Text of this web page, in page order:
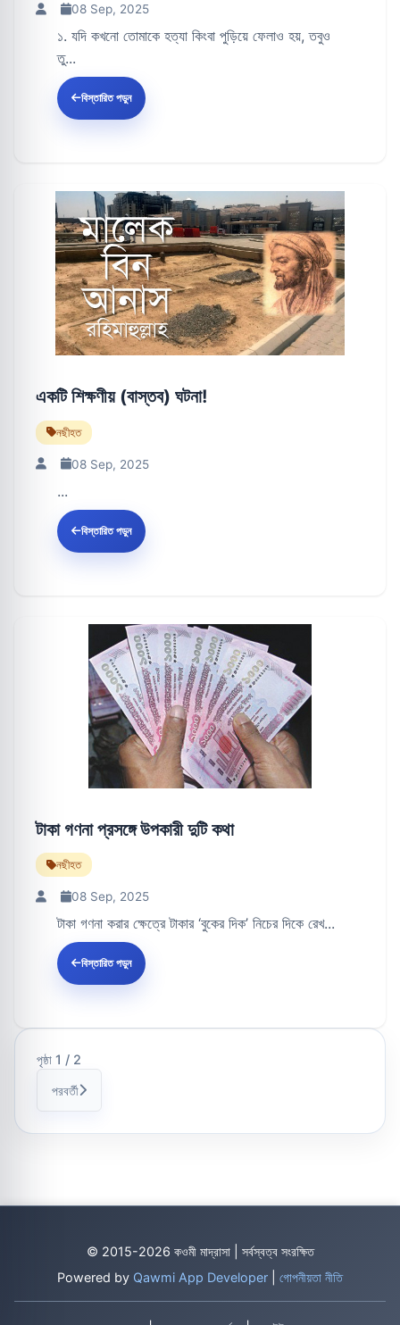
08 Sep, 2025
১. যদি কখনো তোমাকে হত্যা কিংবা পুড়িয়ে ফেলাও হয়, তবুও
তু...
বিস্তারিত পড়ুন
একটি শিক্ষণীয় (বাস্তব) ঘটনা!
নছীহত
08 Sep, 2025
...
বিস্তারিত পড়ুন
টাকা গণনা প্রসঙ্গে উপকারী দুটি কথা
নছীহত
08 Sep, 2025
টাকা গণনা করার ক্ষেত্রে টাকার ‘বুকের দিক’ নিচের দিকে রেখ...
বিস্তারিত পড়ুন
পৃষ্ঠা 1 / 2
পরবর্তী
© 2015-2026 কওমী মাদ্রাসা | সর্বস্বত্ব সংরক্ষিত
Powered by Qawmi App Developer গোপনীয়তা নীতি